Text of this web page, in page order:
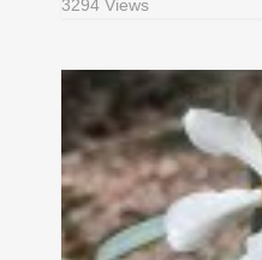
3294 Views